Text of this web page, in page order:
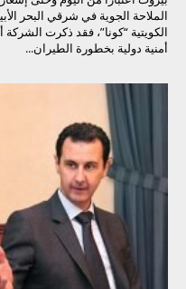
الملاحة الجوية في شرقي البحر
الكويتية “كونا”، فقد ذكرت الشركة
أمنية دولية بخطورة الطيران...